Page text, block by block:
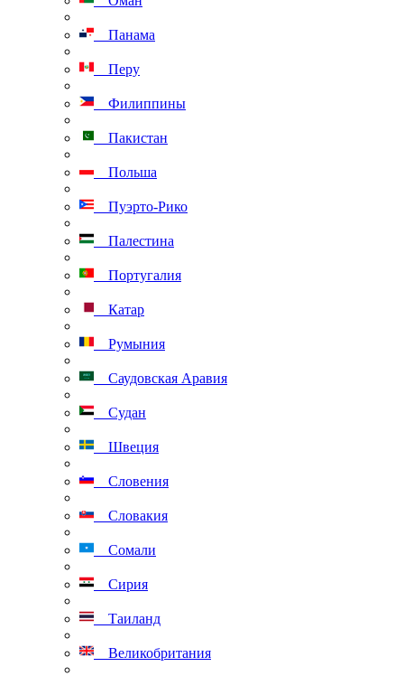
Панама
Перу
Филиппины
Пакистан
Польша
Пуэрто-Рико
Палестина
Португалия
Катар
Румыния
Саудовская Аравия
Судан
Швеция
Словения
Словакия
Сомали
Сирия
Таиланд
Великобритания